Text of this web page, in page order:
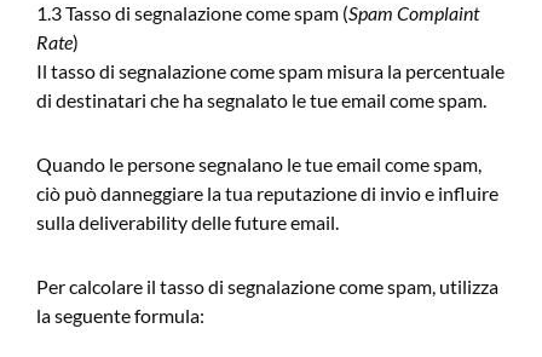
1.3 Tasso di segnalazione come spam (Spam Complaint
Rate)
Il tasso di segnalazione come spam misura la percentuale
di destinatari che ha segnalato le tue email come spam.
Quando le persone segnalano le tue email come spam,
ciò può danneggiare la tua reputazione di invio e influire
sulla deliverability delle future email.
Per calcolare il tasso di segnalazione come spam, utilizza
la seguente formula: